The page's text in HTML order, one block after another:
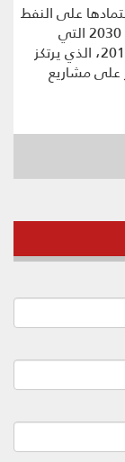
على النفط
وتنويع اقتصادها، وهو الهدف الرئيسي لرؤية 2030 التي
أطلقها ولي العهد محمد بن سلمان في عام 2016، الذي يرتكز
على مشاريع